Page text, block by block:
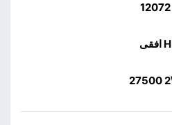
12072
H افقى